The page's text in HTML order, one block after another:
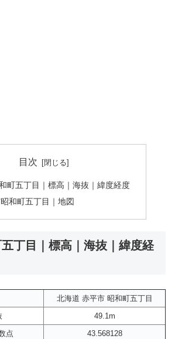
目次
町五丁目｜標高｜海抜｜緯度経度
和町五丁目｜地図
丁目｜標高｜海抜｜緯度経
北海道 赤平市 昭和町五丁目
49.1m
点
43.568128